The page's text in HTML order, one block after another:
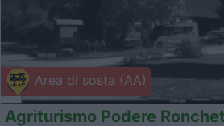
Area di sosta (AA)
Agriturismo Podere